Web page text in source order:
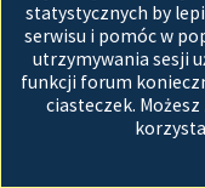
pierwszej
https://
-2025-2025
ZAŁĄCZNIKI
statystycznych by
serwisu i pomóc w
utrzymywania sesji
funkcji forum
ciasteczek.